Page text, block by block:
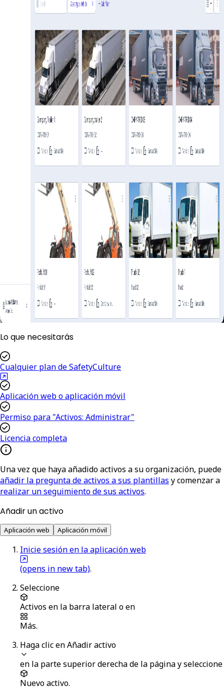
Lo que necesitarás
Cualquier plan de SafetyCulture
Aplicación web o aplicación móvil
Permiso para "Activos: Administrar"
Licencia completa
Una vez que haya añadido activos a su organización, puede
añadir la pregunta de activos a sus plantillas y comenzar a
realizar un seguimiento de sus activos.
Añadir un activo
Aplicación web Aplicación móvil
Inicie sesión en la aplicación web
(opens in new tab).
Seleccione
Activos en la barra lateral o en
Más.
Haga clic enAñadir activo
en la parte superior derecha de la página y seleccione
Nuevo activo.